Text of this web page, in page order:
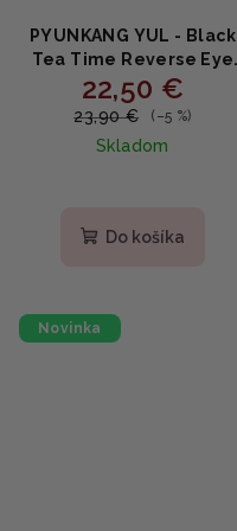
PYUNKANG YUL - Black
Tea Time Reverse Eye
Cream - Očný krém s
fermentovaným čiernym
čajom a peptidmi 25ml
22,50 €
23,90 € (–5 %)
Skladom
Do košíka
Novinka